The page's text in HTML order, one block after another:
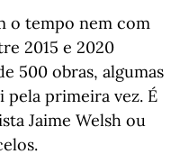
o tempo nem com
2015 e 2020
500 obras, algumas
pela primeira vez. É
Jaime Welsh ou